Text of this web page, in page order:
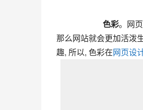
色彩。网
那么网站就会更加活泼
趣, 所以, 色彩在网页设